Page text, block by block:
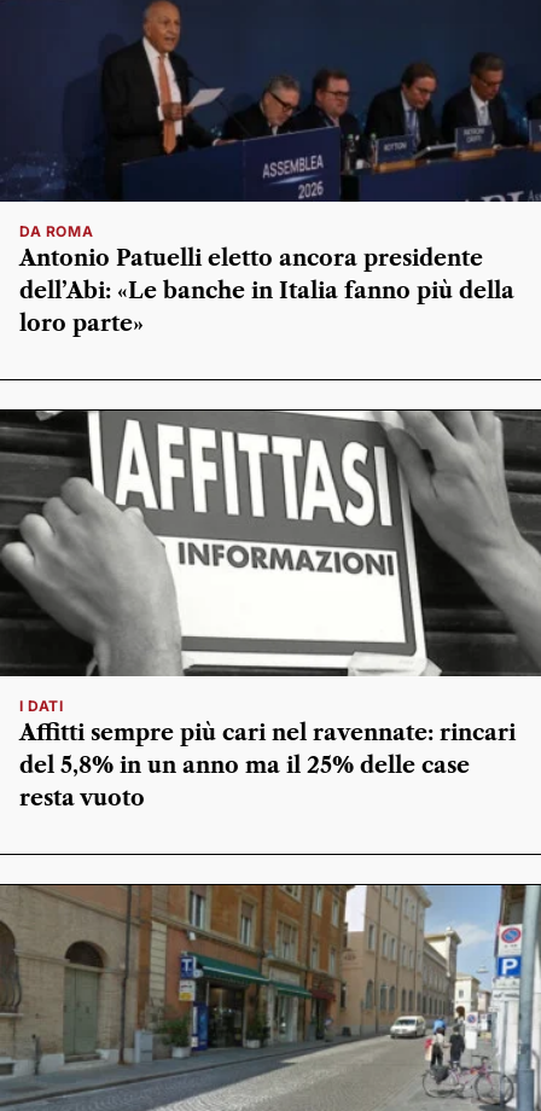
DA ROMA
Antonio Patuelli eletto ancora presidente
dell’Abi: «Le banche in Italia fanno più della
loro parte»
I DATI
Affitti sempre più cari nel ravennate: rincari
del 5,8% in un anno ma il 25% delle case
resta vuoto